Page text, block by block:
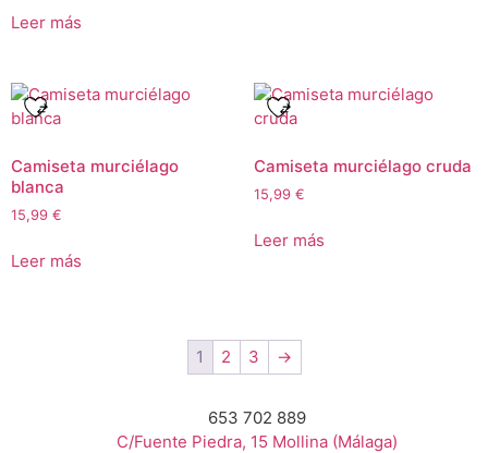
Leer más
Camiseta murciélago
blanca
15,99 €
Leer más
Camiseta murciélago cruda
15,99 €
Leer más
1 2 3 →
653 702 889
C/Fuente Piedra, 15 Mollina (Málaga)